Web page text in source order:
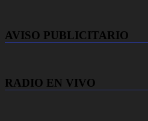
AVISO PUBLICITARIO
RADIO EN VIVO